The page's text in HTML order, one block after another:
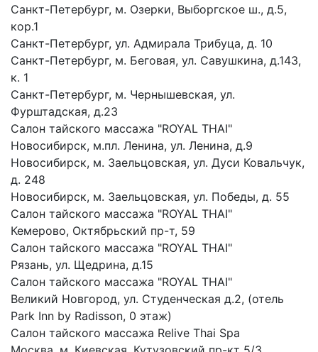
Санкт-Петербург, м. Озерки, Выборгское ш., д.5,
кор.1
Санкт-Петербург, ул. Адмирала Трибуца, д. 10
Санкт-Петербург, м. Беговая, ул. Савушкина, д.143,
к. 1
Санкт-Петербург, м. Чернышевская, ул.
Фурштадская, д.23
Салон тайского массажа "ROYAL THAI"
Новосибирск, м.пл. Ленина, ул. Ленина, д.9
Новосибирск, м. Заельцовская, ул. Дуси Ковальчук,
д. 248
Новосибирск, м. Заельцовская, ул. Победы, д. 55
Салон тайского массажа "ROYAL THAI"
Кемерово, Октябрьский пр-т, 59
Салон тайского массажа "ROYAL THAI"
Рязань, ул. Щедрина, д.15
Салон тайского массажа "ROYAL THAI"
Великий Новгород, ул. Студенческая д.2, (отель
Park Inn by Radisson, 0 этаж)
Салон тайского массажа Relive Thai Spa